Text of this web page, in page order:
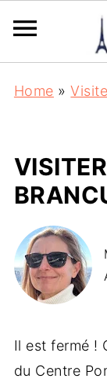
Home »
Il est fermé !
du Centre